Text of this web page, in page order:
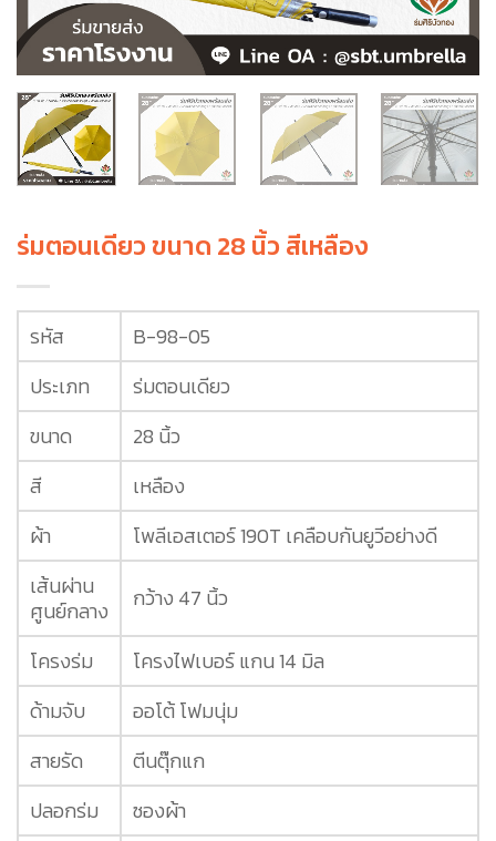
ร่มตอนเดียว ขนาด 28 นิ้ว สีเหลือง
รหัส
B-98-05
ประเภท
ร่มตอนเดียว
ขนาด
28 นิ้ว
สี
เหลือง
ผ้า
โพลีเอสเตอร์ 190T เคลือบกันยูวีอย่างดี
เส้นผ่าน
ศูนย์กลาง
กว้าง 47 นิ้ว
โครงร่ม
โครงไฟเบอร์ แกน 14 มิล
ด้ามจับ
ออโต้ โฟมนุ่ม
สายรัด
ตีนตุ๊กแก
ปลอกร่ม
ซองผ้า